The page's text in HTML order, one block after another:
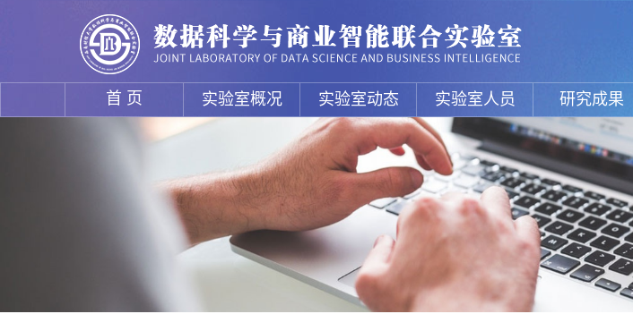
首 页 实验室概况 实验室动态 实验室人员 研究成果